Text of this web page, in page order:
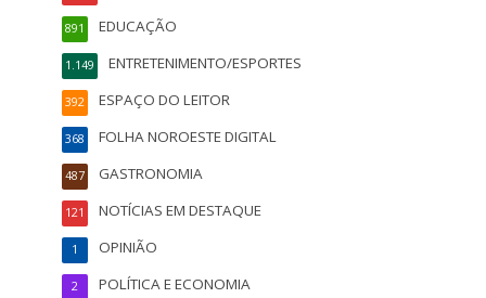
EDUCAÇÃO
891
ENTRETENIMENTO/ESPORTES
1.149
ESPAÇO DO LEITOR
392
FOLHA NOROESTE DIGITAL
368
GASTRONOMIA
487
NOTÍCIAS EM DESTAQUE
121
OPINIÃO
1
POLÍTICA E ECONOMIA
2